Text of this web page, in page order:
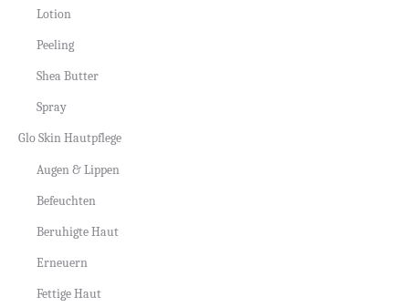
Lotion
Peeling
Shea Butter
Spray
Glo Skin Hautpflege
Augen & Lippen
Befeuchten
Beruhigte Haut
Erneuern
Fettige Haut